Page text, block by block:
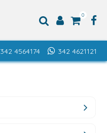
0
342 4621121
342 4564174